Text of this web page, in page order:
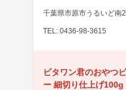
千葉県市原市うるいど南
TEL: 0436-98-3615
ビタワン君のおやつ
ー 細切り仕上げ100g